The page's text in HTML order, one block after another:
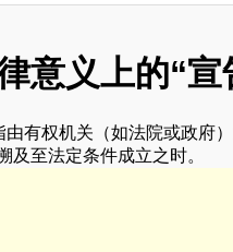
意义上的“宣
由有权机关（如法院或政府
及至法定条件成立之时。